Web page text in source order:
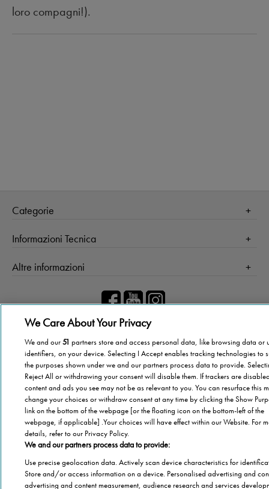
loro compagni!).
Categorie
Salute
Casa
Terza Età
Stannah
Famiglia
Stannah Racconta
Informazioni Tecnica
Cookie Policy
Altre informazioni
Autori
Il libro
Chi Siamo
Stannah sito
We Care About Your Privacy
We and our51 partners store and access personal data, like browsing data or
identifiers, on your device. Selecting I Accept enables tracking technologies to
the purposes shown under we and our partners process data to provide.
Reject All or withdrawing your consent will disable them. If trackers are
content and ads you see may not be as relevant to you. You can resurface this
change your choices or withdraw consent at any time by clicking the Show
link on the bottom of the webpage [or the floating icon on the bottom-left of the
webpage, if applicable] .Your choices will have effect within our Website. For
details, refer to our Privacy Policy.
We and our partners process data to provide:
Use precise geolocation data. Actively scan device characteristics for
Store and/or access information on a device. Personalised advertising and
advertising and content measurement, audience research and services